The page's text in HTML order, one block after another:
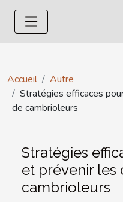
Accueil
Autre
Stratégies efficaces
de cambrioleurs
Stratégies
et prévenir les
cambrioleurs